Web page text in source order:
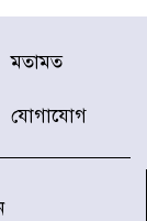
কর্মসূচিতে
মতামত
যোগাযোগ